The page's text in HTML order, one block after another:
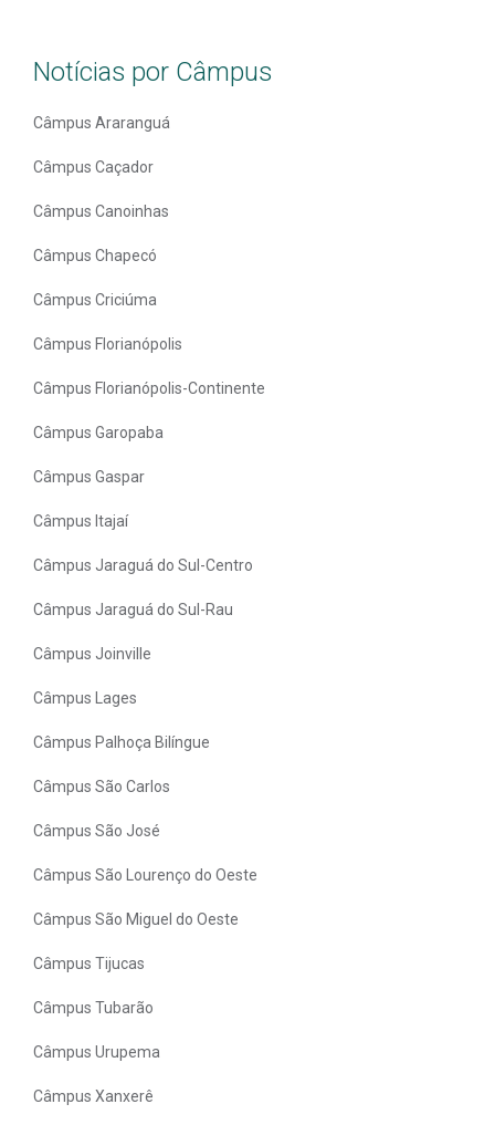
Notícias por Câmpus
Câmpus Araranguá
Câmpus Caçador
Câmpus Canoinhas
Câmpus Chapecó
Câmpus Criciúma
Câmpus Florianópolis
Câmpus Florianópolis-Continente
Câmpus Garopaba
Câmpus Gaspar
Câmpus Itajaí
Câmpus Jaraguá do Sul-Centro
Câmpus Jaraguá do Sul-Rau
Câmpus Joinville
Câmpus Lages
Câmpus Palhoça Bilíngue
Câmpus São Carlos
Câmpus São José
Câmpus São Lourenço do Oeste
Câmpus São Miguel do Oeste
Câmpus Tijucas
Câmpus Tubarão
Câmpus Urupema
Câmpus Xanxerê